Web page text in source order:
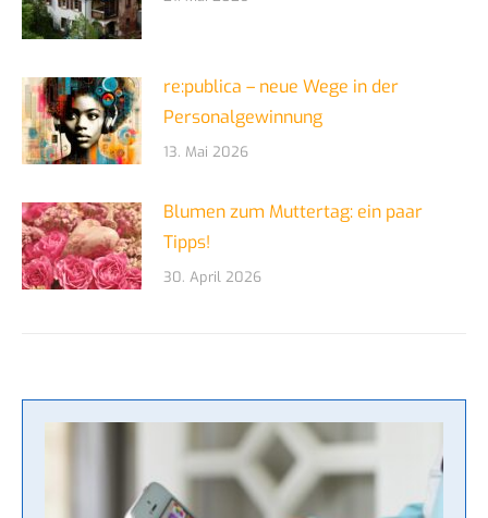
re:publica – neue Wege in der
Personalgewinnung
13. Mai 2026
Blumen zum Muttertag: ein paar
Tipps!
30. April 2026